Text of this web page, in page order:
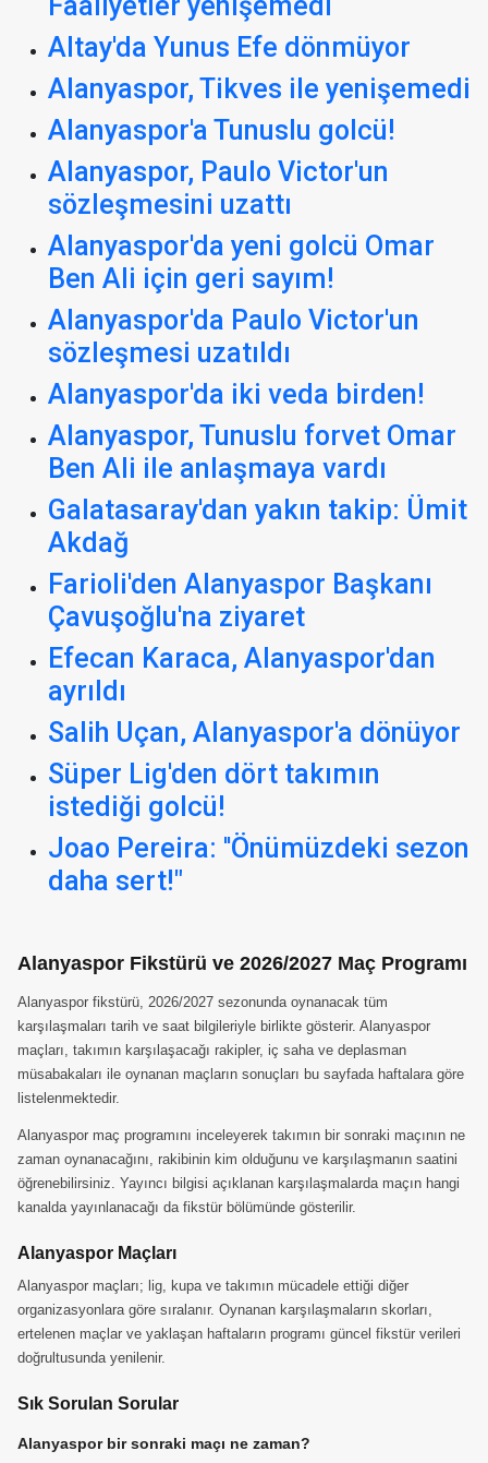
Altay'da Yunus Efe dönmüyor
Alanyaspor, Tikves ile yenişemedi
Alanyaspor'a Tunuslu golcü!
Alanyaspor, Paulo Victor'un
sözleşmesini uzattı
Alanyaspor'da yeni golcü Omar
Ben Ali için geri sayım!
Alanyaspor'da Paulo Victor'un
sözleşmesi uzatıldı
Alanyaspor'da iki veda birden!
Alanyaspor, Tunuslu forvet Omar
Ben Ali ile anlaşmaya vardı
Galatasaray'dan yakın takip: Ümit
Akdağ
Farioli'den Alanyaspor Başkanı
Çavuşoğlu'na ziyaret
Efecan Karaca, Alanyaspor'dan
ayrıldı
Salih Uçan, Alanyaspor'a dönüyor
Süper Lig'den dört takımın
istediği golcü!
Joao Pereira: ''Önümüzdeki sezon
daha sert!"
Alanyaspor Fikstürü ve 2026/2027 Maç Programı
Alanyaspor fikstürü, 2026/2027 sezonunda oynanacak tüm
karşılaşmaları tarih ve saat bilgileriyle birlikte gösterir. Alanyaspor
maçları, takımın karşılaşacağı rakipler, iç saha ve deplasman
müsabakaları ile oynanan maçların sonuçları bu sayfada haftalara göre
listelenmektedir.
Alanyaspor maç programını inceleyerek takımın bir sonraki maçının ne
zaman oynanacağını, rakibinin kim olduğunu ve karşılaşmanın saatini
öğrenebilirsiniz. Yayıncı bilgisi açıklanan karşılaşmalarda maçın hangi
kanalda yayınlanacağı da fikstür bölümünde gösterilir.
Alanyaspor Maçları
Alanyaspor maçları; lig, kupa ve takımın mücadele ettiği diğer
organizasyonlara göre sıralanır. Oynanan karşılaşmaların skorları,
ertelenen maçlar ve yaklaşan haftaların programı güncel fikstür verileri
doğrultusunda yenilenir.
Sık Sorulan Sorular
Alanyaspor bir sonraki maçı ne zaman?